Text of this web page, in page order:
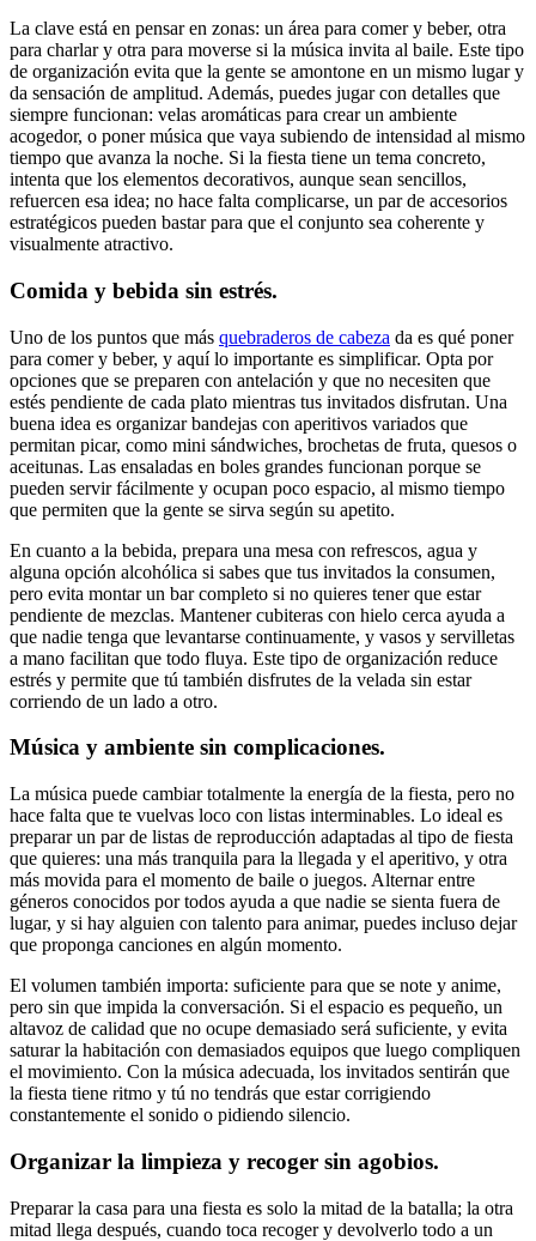
La clave está en pensar en zonas: un área para comer y beber, otra
para charlar y otra para moverse si la música invita al baile. Este tipo
de organización evita que la gente se amontone en un mismo lugar y
da sensación de amplitud. Además, puedes jugar con detalles que
siempre funcionan: velas aromáticas para crear un ambiente
acogedor, o poner música que vaya subiendo de intensidad al mismo
tiempo que avanza la noche. Si la fiesta tiene un tema concreto,
intenta que los elementos decorativos, aunque sean sencillos,
refuercen esa idea; no hace falta complicarse, un par de accesorios
estratégicos pueden bastar para que el conjunto sea coherente y
visualmente atractivo.
Comida y bebida sin estrés.
Uno de los puntos que más quebraderos de cabeza da es qué poner
para comer y beber, y aquí lo importante es simplificar. Opta por
opciones que se preparen con antelación y que no necesiten que
estés pendiente de cada plato mientras tus invitados disfrutan. Una
buena idea es organizar bandejas con aperitivos variados que
permitan picar, como mini sándwiches, brochetas de fruta, quesos o
aceitunas. Las ensaladas en boles grandes funcionan porque se
pueden servir fácilmente y ocupan poco espacio, al mismo tiempo
que permiten que la gente se sirva según su apetito.
En cuanto a la bebida, prepara una mesa con refrescos, agua y
alguna opción alcohólica si sabes que tus invitados la consumen,
pero evita montar un bar completo si no quieres tener que estar
pendiente de mezclas. Mantener cubiteras con hielo cerca ayuda a
que nadie tenga que levantarse continuamente, y vasos y servilletas
a mano facilitan que todo fluya. Este tipo de organización reduce
estrés y permite que tú también disfrutes de la velada sin estar
corriendo de un lado a otro.
Música y ambiente sin complicaciones.
La música puede cambiar totalmente la energía de la fiesta, pero no
hace falta que te vuelvas loco con listas interminables. Lo ideal es
preparar un par de listas de reproducción adaptadas al tipo de fiesta
que quieres: una más tranquila para la llegada y el aperitivo, y otra
más movida para el momento de baile o juegos. Alternar entre
géneros conocidos por todos ayuda a que nadie se sienta fuera de
lugar, y si hay alguien con talento para animar, puedes incluso dejar
que proponga canciones en algún momento.
El volumen también importa: suficiente para que se note y anime,
pero sin que impida la conversación. Si el espacio es pequeño, un
altavoz de calidad que no ocupe demasiado será suficiente, y evita
saturar la habitación con demasiados equipos que luego compliquen
el movimiento. Con la música adecuada, los invitados sentirán que
la fiesta tiene ritmo y tú no tendrás que estar corrigiendo
constantemente el sonido o pidiendo silencio.
Organizar la limpieza y recoger sin agobios.
Preparar la casa para una fiesta es solo la mitad de la batalla; la otra
mitad llega después, cuando toca recoger y devolverlo todo a un